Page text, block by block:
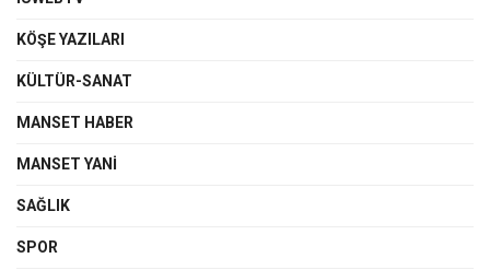
KÖŞE YAZILARI
KÜLTÜR-SANAT
MANSET HABER
MANSET YANI
SAĞLIK
SPOR